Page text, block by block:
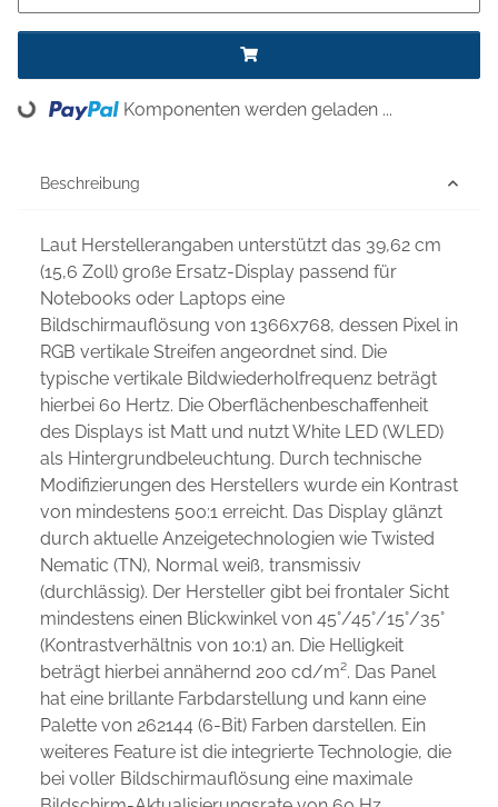
Loading... Komponenten werden geladen ...
Beschreibung
Laut Herstellerangaben unterstützt das 39,62 cm
(15,6 Zoll) große Ersatz-Display passend für
Notebooks oder Laptops eine
Bildschirmauflösung von 1366x768, dessen Pixel in
RGB vertikale Streifen angeordnet sind. Die
typische vertikale Bildwiederholfrequenz beträgt
hierbei 60 Hertz. Die Oberflächenbeschaffenheit
des Displays ist Matt und nutzt White LED (WLED)
als Hintergrundbeleuchtung. Durch technische
Modifizierungen des Herstellers wurde ein Kontrast
von mindestens 500:1 erreicht. Das Display glänzt
durch aktuelle Anzeigetechnologien wie Twisted
Nematic (TN), Normal weiß, transmissiv
(durchlässig). Der Hersteller gibt bei frontaler Sicht
mindestens einen Blickwinkel von 45°/45°/15°/35°
(Kontrastverhältnis von 10:1) an. Die Helligkeit
beträgt hierbei annähernd 200 cd/m². Das Panel
hat eine brillante Farbdarstellung und kann eine
Palette von 262144 (6-Bit) Farben darstellen. Ein
weiteres Feature ist die integrierte Technologie, die
bei voller Bildschirmauflösung eine maximale